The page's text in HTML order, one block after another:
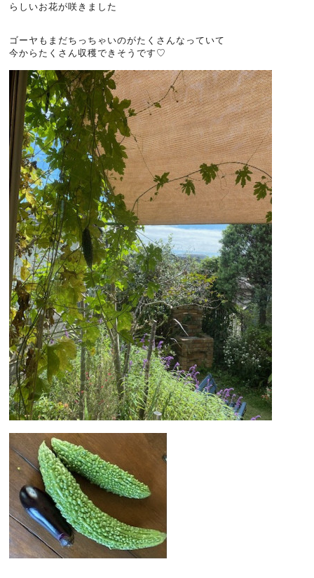
らしいお花が咲きました
ゴーヤもまだちっちゃいのがたくさんなっていて
今からたくさん収穫できそうです♡